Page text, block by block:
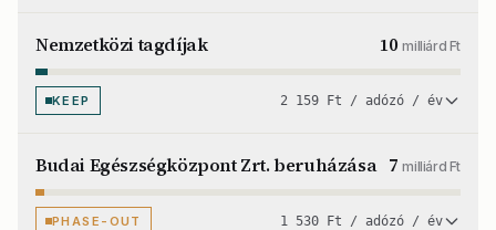
Nemzetközi tagdíjak 10milliárd Ft
KEEP 2 159 Ft / adózó / év
Budai Egészségközpont Zrt. beruházása 7milliárd Ft
PHASE-OUT 1 530 Ft / adózó / év